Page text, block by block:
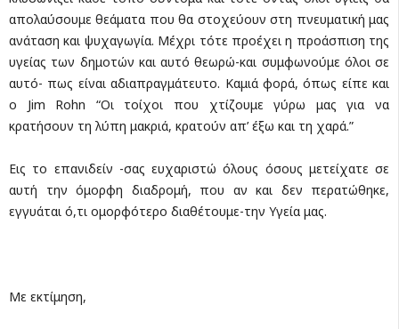
απολαύσουμε θεάματα που θα στοχεύουν στη πνευματική μας
ανάταση και ψυχαγωγία. Μέχρι τότε προέχει η προάσπιση της
υγείας των δημοτών και αυτό θεωρώ-και συμφωνούμε όλοι σε
αυτό- πως είναι αδιαπραγμάτευτο. Καμιά φορά, όπως είπε και
ο Jim Rohn “Οι τοίχοι που χτίζουμε γύρω μας για να
κρατήσουν τη λύπη μακριά, κρατούν απ’ έξω και τη χαρά.”
Εις το επανιδείν -σας ευχαριστώ όλους όσους μετείχατε σε
αυτή την όμορφη διαδρομή, που αν και δεν περατώθηκε,
εγγυάται ό,τι ομορφότερο διαθέτουμε-την Υγεία μας.
Με εκτίμηση,